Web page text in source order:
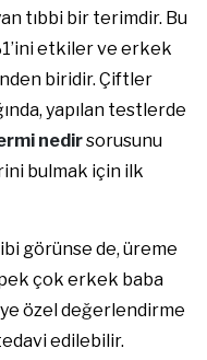
tıbbi bir terimdir. Bu
etkiler ve erkek
biridir. Çiftler
yapılan testlerde
nedirsorusunu
bulmak için ilk
görünse de, üreme
çok erkek baba
özel değerlendirme
edilebilir.